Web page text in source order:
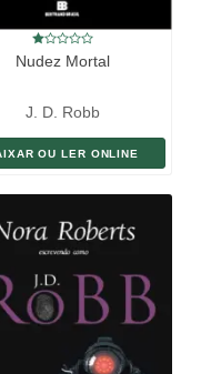
Nudez Mortal
J. D. Robb
OU LER ONLINE